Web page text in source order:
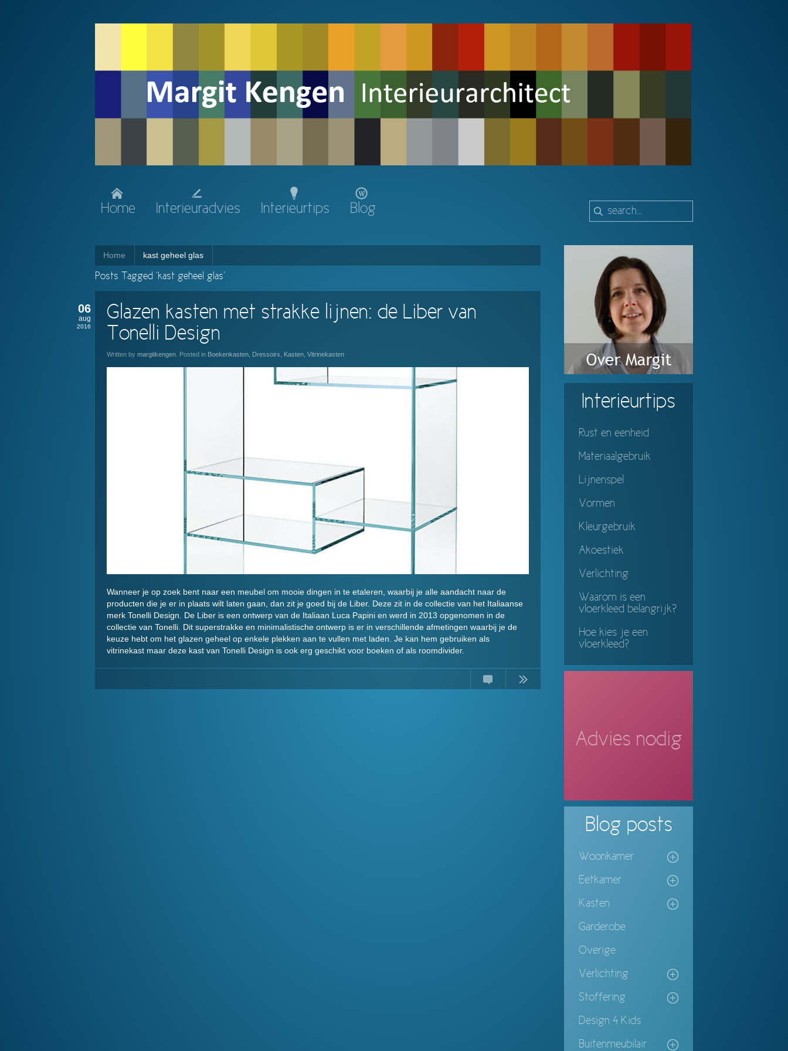
Home Interieuradvies Interieurtips Blog
Home kast geheel glas
Posts Tagged ‘kast geheel glas’
06
aug
2016
Glazen kasten met strakke lijnen: de Liber van
Tonelli Design
Written by margitkengen . Posted in Boekenkasten Dressoirs Kasten Vitrinekasten
Wanneer je op zoek bent naar een meubel om mooie dingen in te etaleren, waarbij je alle aandacht naar de
producten die je er in plaats wilt laten gaan, dan zit je goed bij de Liber. Deze zit in de collectie van het Italiaanse
merk Tonelli Design. De Liber is een ontwerp van de Italiaan Luca Papini en werd in 2013 opgenomen in de
collectie van Tonelli. Dit superstrakke en minimalistische ontwerp is er in verschillende afmetingen waarbij je de
keuze hebt om het glazen geheel op enkele plekken aan te vullen met laden. Je kan hem gebruiken als
vitrinekast maar deze kast van Tonelli Design is ook erg geschikt voor boeken of als roomdivider.
Interieurtips
Rust en eenheid
Materiaalgebruik
Lijnenspel
Vormen
Kleurgebruik
Akoestiek
Verlichting
Waarom is een
vloerkleed belangrijk?
Hoe kies je een
vloerkleed?
Advies nodig
Blog posts
Woonkamer
Eetkamer
Kasten
Garderobe
Overige
Verlichting
Stoffering
Design 4 Kids
Buitenmeubilair